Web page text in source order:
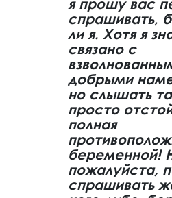
я прошу вас
спрашивать,
ли я. Хотя я
связано с
добрыми
но слышать
просто
полная
беременной!
пожалуйста,
спрашивать